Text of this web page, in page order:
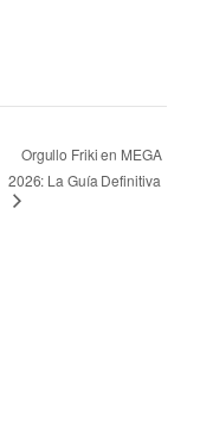
Orgullo Friki en MEGA
2026: La Guía Definitiva